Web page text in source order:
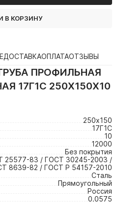
В КОРЗИНУ
ДОСТАВКАОПЛАТАОТЗЫВЫ
ПРОФИЛЬНАЯ
17Г1С 250Х150Х10
250х150
17Г1С
10
12000
Без покрытия
25577-83 / ГОСТ 30245-2003 /
8639-82 / ГОСТ Р 54157-2010
Сталь
Прямоугольный
Россия
0.0575